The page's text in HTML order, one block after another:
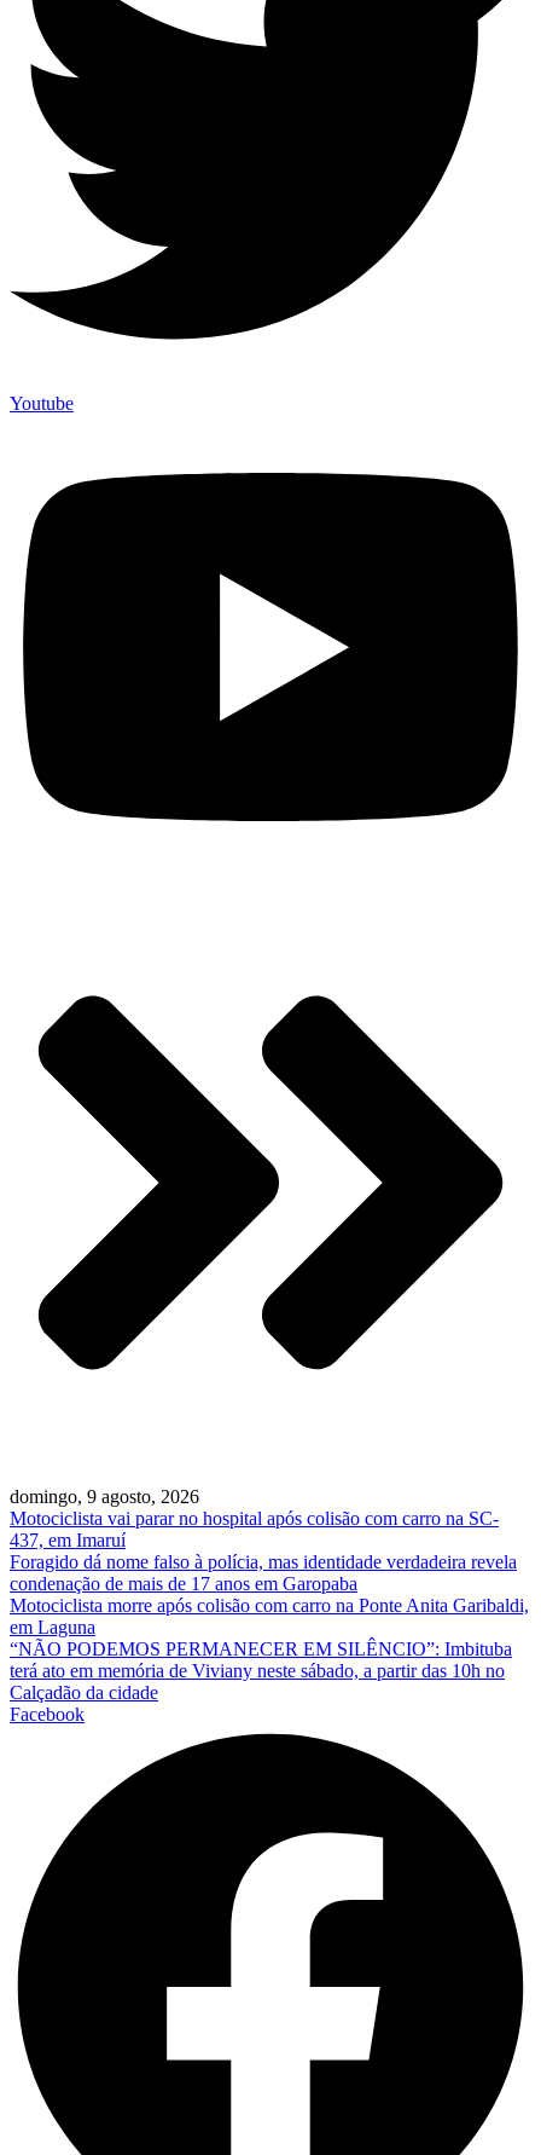
Youtube
domingo, 9 agosto, 2026
Motociclista vai parar no hospital após colisão com carro na SC-
437, em Imaruí
Foragido dá nome falso à polícia, mas identidade verdadeira revela
condenação de mais de 17 anos em Garopaba
Motociclista morre após colisão com carro na Ponte Anita Garibaldi,
em Laguna
“NÃO PODEMOS PERMANECER EM SILÊNCIO”: Imbituba
terá ato em memória de Viviany neste sábado, a partir das 10h no
Calçadão da cidade
Facebook